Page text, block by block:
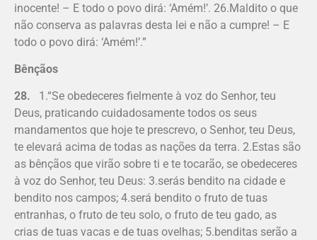
inocente! – E todo o povo dirá: ‘Amém!’. 26.Maldito o que
não conserva as palavras desta lei e não a cumpre! – E
todo o povo dirá: ‘Amém!’.”
Bênçãos
28. 1.“Se obedeceres fielmente à voz do Senhor, teu
Deus, praticando cuidadosamente todos os seus
mandamentos que hoje te prescrevo, o Senhor, teu Deus,
te elevará acima de todas as nações da terra. 2.Estas são
as bênçãos que virão sobre ti e te tocarão, se obedeceres
à voz do Senhor, teu Deus: 3.serás bendito na cidade e
bendito nos campos; 4.será bendito o fruto de tuas
entranhas, o fruto de teu solo, o fruto de teu gado, as
crias de tuas vacas e de tuas ovelhas; 5.benditas serão a